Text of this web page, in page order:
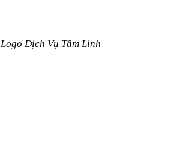
Logo Dịch Vụ Tâm Linh